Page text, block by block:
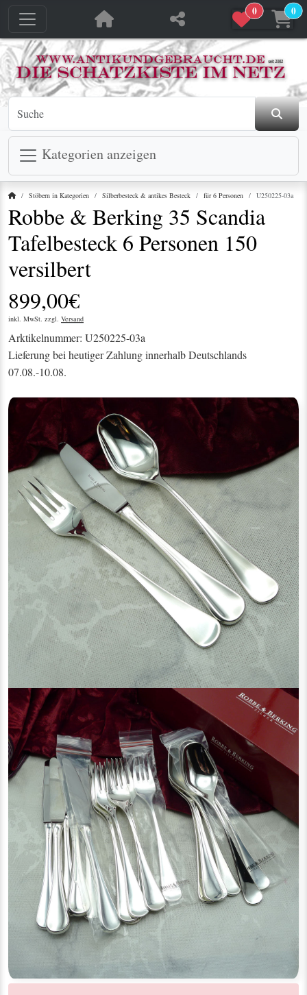
0 0
Kategorien anzeigen
StartseiteStöbern in Kategorien Silberbesteck & antikes Besteck für 6 Personen U250225-03a
Robbe & Berking 35 Scandia
Tafelbesteck 6 Personen 150
versilbert
899,00€
inkl. MwSt. zzgl. Versand
Arktikelnummer: U250225-03a
Lieferung bei heutiger Zahlung innerhalb Deutschlands
07.08.-10.08.
jetzt in den Warenkorb
jetzt in den Warenkorb